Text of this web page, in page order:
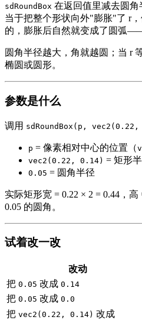
sdRoundBox 在返回值里减去圆角
当于把整个形状向外"膨胀"了 r
的，膨胀后自然就变成了圆弧
圆角半径越大，角就越圆；当 r
椭圆或圆形。
参数是什么
调用 sdRoundBox(p,
p = 像素相对中心的位置（
vec2(0.22, 0.14) = 矩形
0.05 = 圆角半径
实际矩形宽 = 0.22 × 2 = 0.44，
0.05 的圆角。
试着改一改
改动
把 0.05 改成 0.14
把 0.05 改成 0.0
把 vec2(0.22, 0.14) 改成